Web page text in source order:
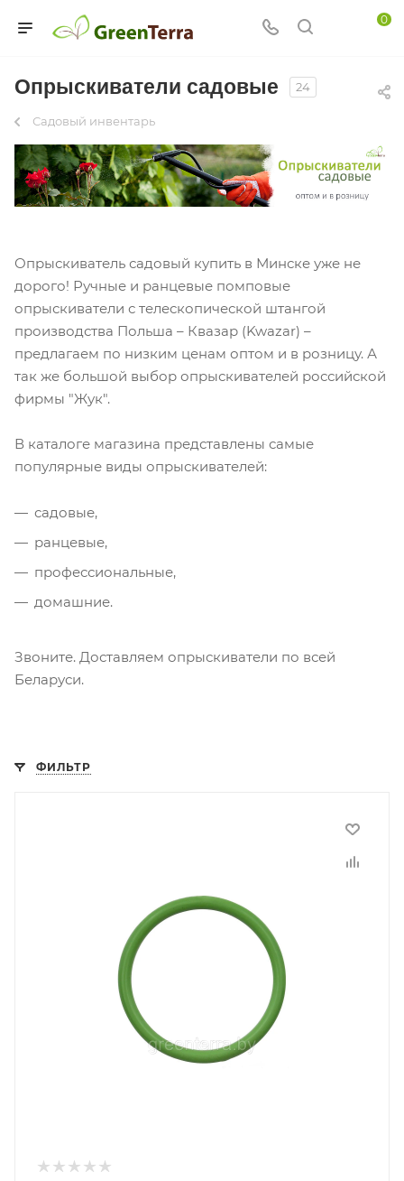
0
Опрыскиватели садовые 24
Садовый инвентарь
Опрыскиватель садовый купить в Минске уже не
дорого! Ручные и ранцевые помповые
опрыскиватели с телескопической штангой
производства Польша – Квазар (Kwazar) –
предлагаем по низким ценам оптом и в розницу. А
так же большой выбор опрыскивателей российской
фирмы "Жук".
В каталоге магазина представлены самые
популярные виды опрыскивателей:
садовые,
ранцевые,
профессиональные,
домашние.
Звоните. Доставляем опрыскиватели по всей
Беларуси.
ФИЛЬТР